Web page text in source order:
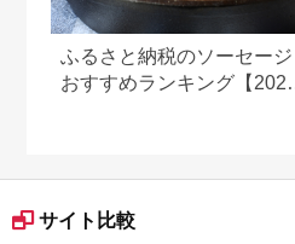
ふるさと納税のソーセージ
おすすめランキング【
サイト比較